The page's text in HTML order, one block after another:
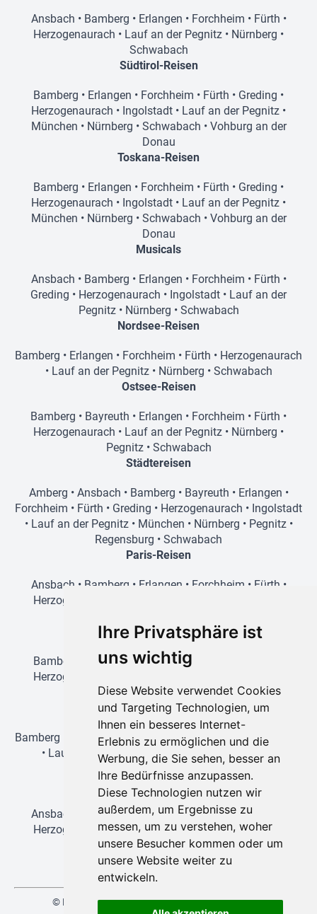
Ihre Privatsphäre ist
uns wichtig
Diese Website verwendet Cookies
und Targeting Technologien, um
Ihnen ein besseres Internet-
Erlebnis zu ermöglichen und die
Werbung, die Sie sehen, besser an
Ihre Bedürfnisse anzupassen.
Diese Technologien nutzen wir
außerdem, um Ergebnisse zu
messen, um zu verstehen, woher
unsere Besucher kommen oder um
unsere Website weiter zu
entwickeln.
Ansbach • Bamberg • Erlangen • Forchheim • Fürth •
Herzogenaurach • Lauf an der Pegnitz • Nürnberg •
Schwabach
Südtirol-Reisen
Bamberg • Erlangen • Forchheim • Fürth • Greding •
Herzogenaurach • Ingolstadt • Lauf an der Pegnitz •
München • Nürnberg • Schwabach • Vohburg an der
Donau
Toskana-Reisen
Bamberg • Erlangen • Forchheim • Fürth • Greding •
Herzogenaurach • Ingolstadt • Lauf an der Pegnitz •
München • Nürnberg • Schwabach • Vohburg an der
Donau
Musicals
Ansbach • Bamberg • Erlangen • Forchheim • Fürth •
Greding • Herzogenaurach • Ingolstadt • Lauf an der
Pegnitz• Nürnberg • Schwabach
Nordsee-Reisen
Bamberg • Erlangen • Forchheim • Fürth • Herzogenaurach
• Lauf an der Pegnitz• Nürnberg • Schwabach
Ostsee-Reisen
Bamberg • Bayreuth • Erlangen • Forchheim • Fürth •
Herzogenaurach • Lauf an der Pegnitz • Nürnberg •
Pegnitz• Schwabach
Städtereisen
Amberg • Ansbach • Bamberg • Bayreuth • Erlangen •
Forchheim • Fürth • Greding • Herzogenaurach • Ingolstadt
• Lauf an der Pegnitz• München • Nürnberg • Pegnitz•
Regensburg • Schwabach
Paris-Reisen
Ansbach • Bamberg • Erlangen • Forchheim • Fürth •
Herzogenaurach
Prag-Reisen
Bamberg Amberg•Erlangen•Forchheim
Herzogenaurach
Schwabach
Wien-Reisen
Bamberg Erlangen•Forchheim•Fürth•Herzogenaurach
• Lauf an der Pegnitz Nürnberg • Regensburg
Schwabach
Disneyland-Reisen
Ansbach Bamberg•Erlangen•Forchheim•
Herzogenaurach•Lauf an der Pegnitz•Nürnberg
Schwabach
© NEUKAM-REBA 2026 | created byvistabus.de